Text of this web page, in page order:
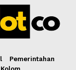
Pemerintahan